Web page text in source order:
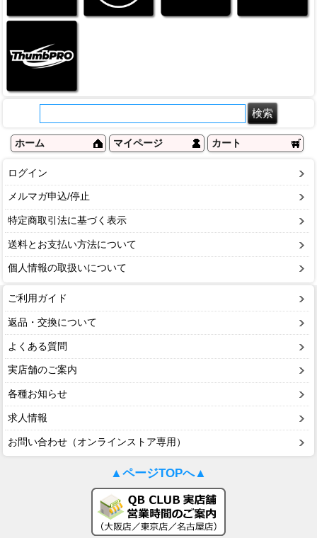
ホーム マイページ カート
ログイン
メルマガ申込/停止
特定商取引法に基づく表示
送料とお支払い方法について
個人情報の取扱いについて
ご利用ガイド
返品・交換について
よくある質問
実店舗のご案内
各種お知らせ
求人情報
お問い合わせ（オンラインストア専用）
▲ページTOPへ▲